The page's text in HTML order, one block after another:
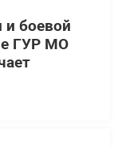
и боевой
ГУР МО